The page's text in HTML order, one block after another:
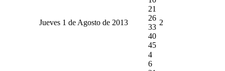
Jueves 1 de Agosto de 2013
21
26
33
40
45
2
4
6